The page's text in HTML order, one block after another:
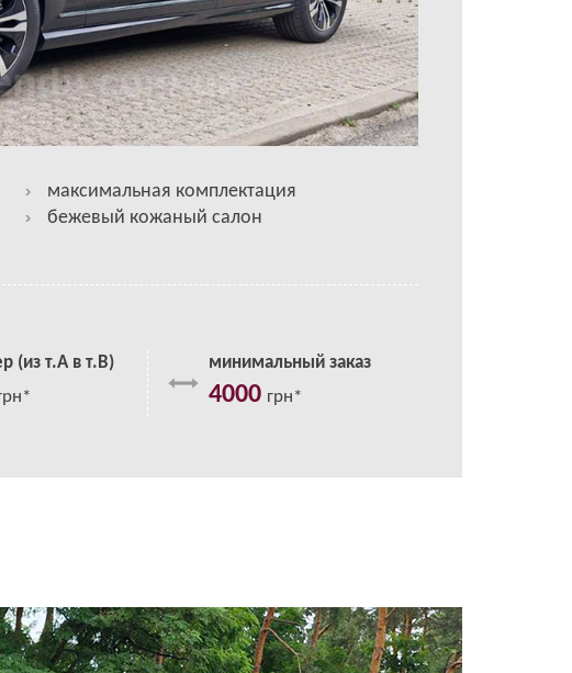
максимальная комплектация
бежевый кожаный салон
(из т.А в т.В) минимальный заказ
4000 грн*